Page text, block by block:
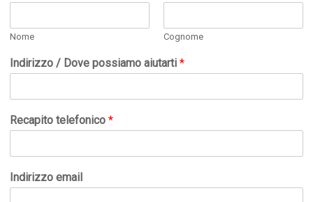
Nome Cognome
Indirizzo / Dove possiamo aiutarti*
Recapito telefonico*
Indirizzo email